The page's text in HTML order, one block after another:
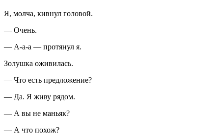
Я, молча, кивнул головой.
— Очень.
— А-а-а — протянул я.
Золушка оживилась.
— Что есть предложение?
— Да. Я живу рядом.
— А вы не маньяк?
— А что похож?